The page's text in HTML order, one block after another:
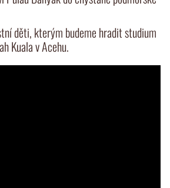
děti, kterým budeme hradit studium
Kuala v Acehu.